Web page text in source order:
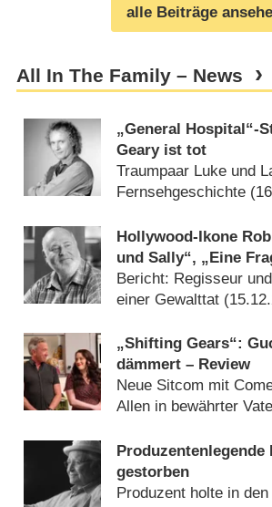
alle Beiträge
All In The Family – News
„General Hospital“-
Geary ist tot
Traumpaar Luke und
Fernsehgeschichte (
Hollywood-Ikone
und Sally“, „Eine
tot aufgefunden
Bericht: Regisseur
einer Gewalttat (
„Shifting Gears“:
dämmert – Review
Neue Sitcom mit
Allen in bewährter
Produzentenlegende
gestorben
Produzent holte in